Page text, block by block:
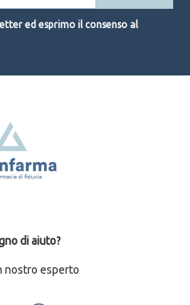
ed esprimo il consenso al
di aiuto?
nostro esperto